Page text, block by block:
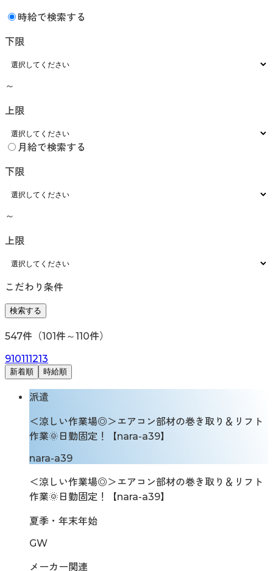
時給で検索する
下限
～
上限
月給で検索する
下限
～
上限
こだわり条件
検索する
547件（101件～110件）
910111213
新着順 時給順
派遣
＜涼しい作業場◎＞エアコン部材の巻き取り＆リフト
作業🌞日勤固定！【nara-a39】
nara-a39
＜涼しい作業場◎＞エアコン部材の巻き取り＆リフト
作業🌞日勤固定！【nara-a39】
夏季・年末年始
GW
メーカー関連